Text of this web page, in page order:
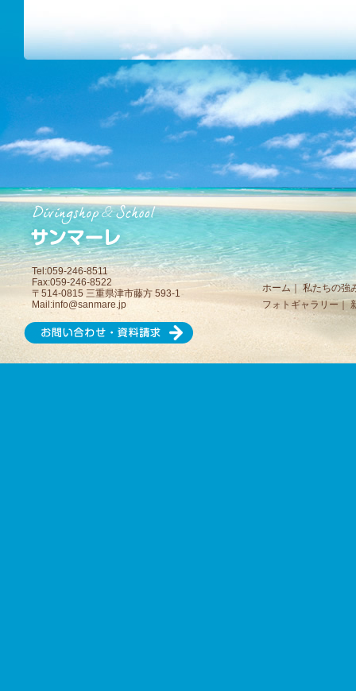
Tel:059-246-8511
Fax:059-246-8522
〒514-0815 三重県津市藤方 593-1
Mail:info@sanmare.jp
ホーム
私たちの強
フォトギャラリー｜